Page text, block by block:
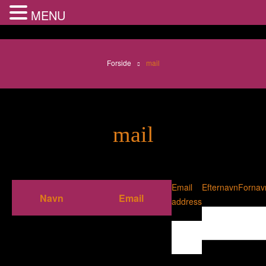
Forside mail
mail
Email
address
Efternavn
MENU